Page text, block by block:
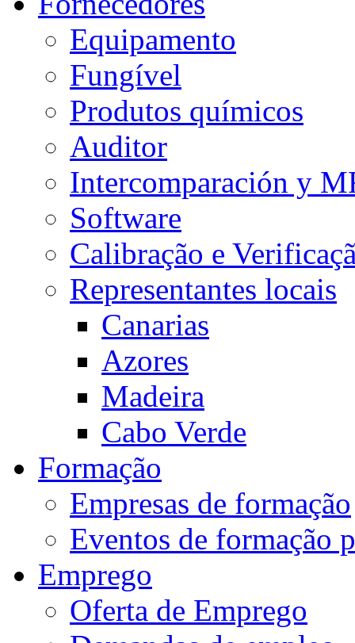
Equipamento
Fungível
Produtos químicos
Auditor
Intercomparación y
Software
Calibração e
Representantes locais
Canarias
Azores
Madeira
Cabo Verde
Formação
Empresas de formação
Eventos de formação
Emprego
Oferta de Emprego